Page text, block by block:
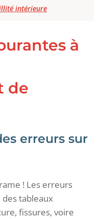
intérieure
à
de
erreurs sur
! Les erreurs
tableaux
fissures, voire